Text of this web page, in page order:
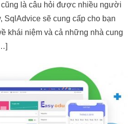
là câu hỏi được nhiều người
SqlAdvice sẽ cung cấp cho bạn
khái niệm và cả những nhà cung